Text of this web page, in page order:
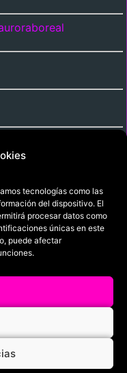
tecnologías como las
del dispositivo. El
procesar datos como
únicas en este
puede afectar